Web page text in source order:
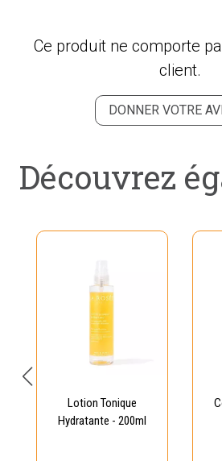
Ce produit ne comporte
client.
DONNER VOTRE
Découvrez
Lotion Tonique
Hydratante - 200ml